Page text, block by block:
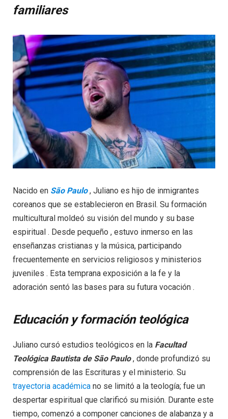
familiares
Nacido en São Paulo, Juliano es hijo de inmigrantes
coreanos que se establecieron en Brasil. Su formación
multicultural moldeó su visión del mundo y su base
espiritual . Desde pequeño , estuvo inmerso en las
enseñanzas cristianas y la música, participando
frecuentemente en servicios religiosos y ministerios
juveniles . Esta temprana exposición a la fe y la
adoración sentó las bases para su futura vocación .
Educación y formación teológica
Juliano cursó estudios teológicos en la Facultad
Teológica Bautista de São Paulo, donde profundizó su
comprensión de las Escrituras y el ministerio. Su
trayectoria académica no se limitó a la teología; fue un
despertar espiritual que clarificó su misión. Durante este
tiempo, comenzó a componer canciones de alabanza y a